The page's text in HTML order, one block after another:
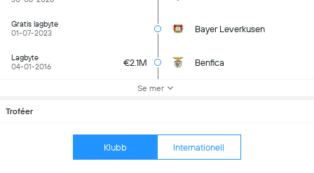
Gratis lagbyte
01-07-2023
Bayer Leverkusen
Lagbyte
04-01-2016
€2.1M Benfica
Se mer
Troféer
Klubb Internationell